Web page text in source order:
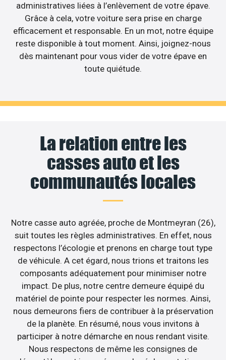
administratives liées à l’enlèvement de votre épave.
Grâce à cela, votre voiture sera prise en charge
efficacement et responsable. En un mot, notre équipe
reste disponible à tout moment. Ainsi, joignez-nous
dès maintenant pour vous vider de votre épave en
toute quiétude.
La relation entre les
casses auto et les
communautés locales
Notre casse auto agréée, proche de Montmeyran (26),
suit toutes les règles administratives. En effet, nous
respectons l’écologie et prenons en charge tout type
de véhicule. A cet égard, nous trions et traitons les
composants adéquatement pour minimiser notre
impact. De plus, notre centre demeure équipé du
matériel de pointe pour respecter les normes. Ainsi,
nous demeurons fiers de contribuer à la préservation
de la planète. En résumé, nous vous invitons à
participer à notre démarche en nous rendant visite.
Nous respectons de même les consignes de